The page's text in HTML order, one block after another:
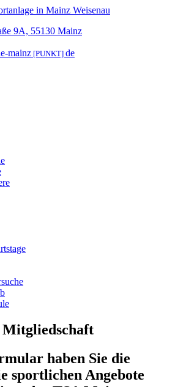
9A, 55130 Mainz
mainz [PUNKT] de
haben Sie die
sportlichen Angebote